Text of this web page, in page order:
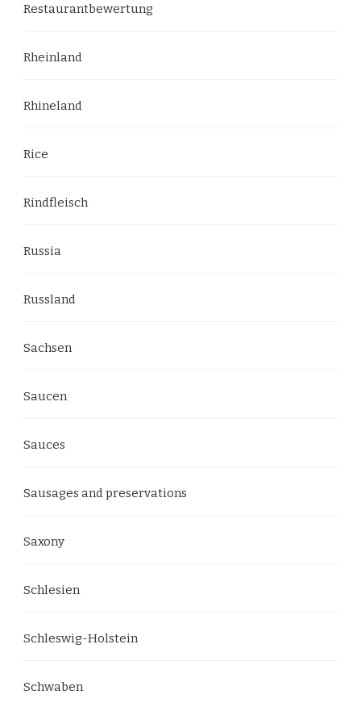
Restaurantbewertung
Rheinland
Rhineland
Rice
Rindfleisch
Russia
Russland
Sachsen
Saucen
Sauces
Sausages and preservations
Saxony
Schlesien
Schleswig-Holstein
Schwaben